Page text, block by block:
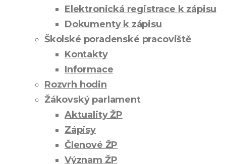
Elektronická registrace k zápisu
Dokumenty k zápisu
Školské poradenské pracoviště
Kontakty
Informace
Rozvrh hodin
Žákovský parlament
Aktuality ŽP
Zápisy
Členové ŽP
Význam ŽP